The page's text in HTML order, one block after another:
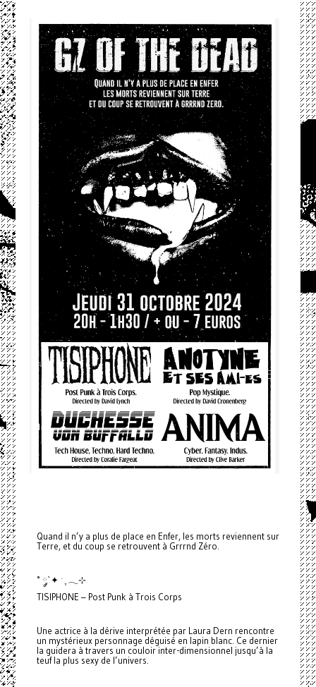
Quand il n’y a plus de place en Enfer, les morts reviennent sur
Terre, et du coup se retrouvent à Grrrnd Zéro.
˚ ༘`✦ ˑ ִֶ 𓂃⊹
TISIPHONE – Post Punk à Trois Corps
Une actrice à la dérive interprétée par Laura Dern rencontre
un mystérieux personnage déguisé en lapin blanc. Ce dernier
la guidera à travers un couloir inter-dimensionnel jusqu’à la
teuf la plus sexy de l’univers.